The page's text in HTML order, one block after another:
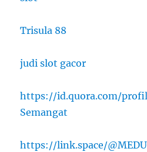
Trisula 88
judi slot gacor
https://id.quora.com/
Semangat
https://link.space/